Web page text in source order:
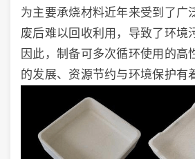
为主要承烧材料近年来受到了广
废后难以回收利用，导致了环境
因此，制备可多次循环使用的高
的发展、资源节约与环境保护有